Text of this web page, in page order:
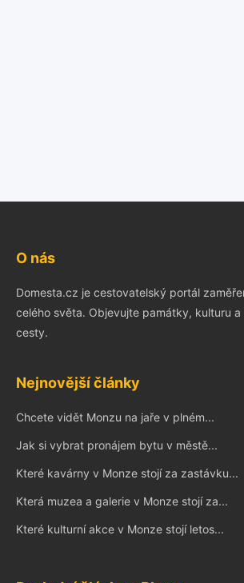
O nás
Domesta.cz je cestovatelský portál
celého světa. Objevujte památky, kulturu
cesty.
Nejnovější články
Chcete vidět Monzu na jaře v plném...
Jak si vybrat pronájem bytu v městě...
Které kavárny v Monze stojí za zastávku...
Která muzea a galerie v Monze stojí za...
Které kulturní akce v Monze stojí letos...